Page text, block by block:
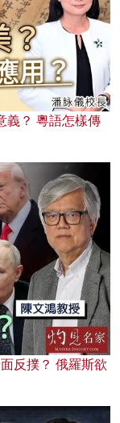
義？ 粵語怎樣傳
反撲？ 俄羅斯欲